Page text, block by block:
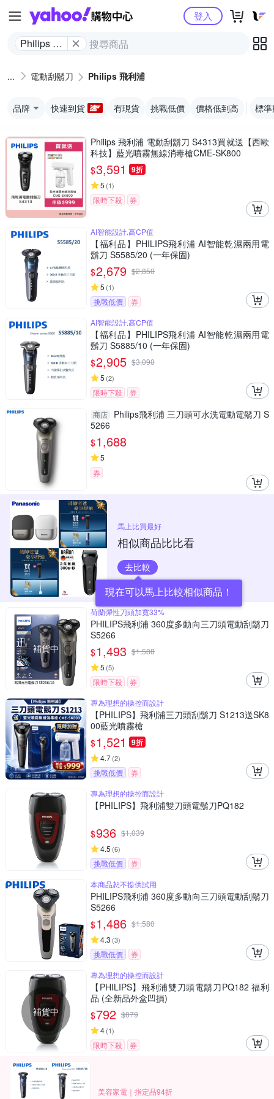
Yahoo購物中心
Philips 飛
登入
電動刮鬍刀 Philips 飛利浦
品牌 快速到貨 有現貨 挑戰低價 價格低到高 標
Philips 飛利浦 電動刮鬍刀 S4313買就送【西歐
科技】藍光噴霧無線消毒槍CME-SK800
$3,591 9折
5 (1)
限時下殺 券
AI智能設計,高CP值
【福利品】PHILIPS飛利浦 AI智能乾濕兩用電
鬍刀 S5585/20 (一年保固)
$2,679 $2,850
5 (1)
挑戰低價
券
AI智能設計,高CP值
【福利品】PHILIPS飛利浦 AI智能乾濕兩用電
鬍刀 S5885/10 (一年保固)
$2,905 $3,090
5 (2)
限時下殺 券
商店
Philips飛利浦 三刀頭可水洗電動電鬍刀 S
5266
$1,688
5
券
馬上比買最好
相似商品比比看
去比較
現在可以馬上比較相似商品！
補貨中
荷蘭彈性刀頭加寬33%
PHILIPS飛利浦 360度多動向三刀頭電動刮鬍刀
S5266
$1,493 $1,588
5 (5)
限時下殺
券
專為理想的操控而設計
【PHILIPS】飛利浦三刀頭刮鬍刀 S1213送SK8
00藍光噴霧槍
$1,521 9折
4.7(2)
挑戰低價
券
專為理想的操控而設計
【PHILIPS】飛利浦雙刀頭電鬍刀PQ182
$936 $1,039
4.5 (6)
挑戰低價
券
本商品恕不提供試用
PHILIPS飛利浦 360度多動向三刀頭電動刮鬍刀
S5266
$1,486 $1,580
4.3 (3)
挑戰低價 券
補貨中
專為理想的操控而設計
【PHILIPS】飛利浦雙刀頭電鬍刀PQ182 福利
品 (全新品外盒凹損)
$792 $879
4(1)
限時下殺 券
美容家電｜指定品94折